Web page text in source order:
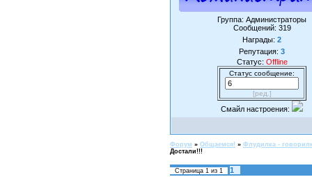
Группа: Администраторы
Сообщений: 319
Награды: 2
Репутация: 3
Статус: Offline
Статус сообщение:
[ред.]
Смайл настроения:
Форум » Общаемся! » Флудилка -
Достали!!!
Страница 1 из 1 1